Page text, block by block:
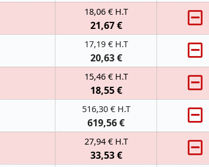
18,06 € H.T
21,67 €
17,19 € H.T
20,63 €
15,46 € H.T
18,55 €
516,30 € H.T
619,56 €
27,94 € H.T
33,53 €